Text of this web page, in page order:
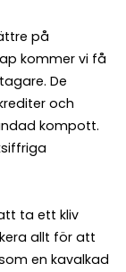
på
kommer vi få
De
och
kompott.
ta ett kliv
allt för att
en kavalkad